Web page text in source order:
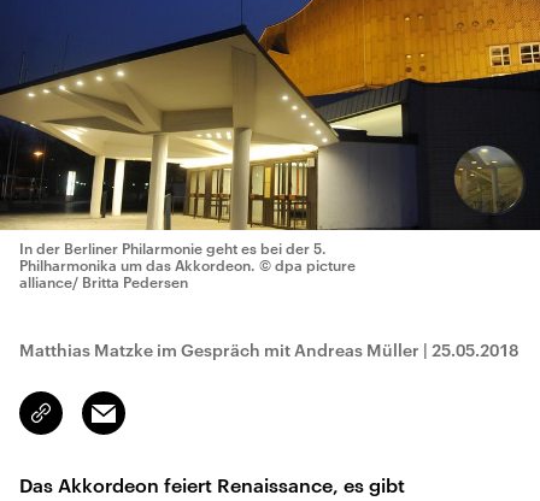
In der Berliner Philarmonie geht es bei der 5.
Philharmonika um das Akkordeon. © dpa picture
alliance/ Britta Pedersen
Matthias Matzke im Gespräch mit Andreas Müller | 25.05.2018
Link
kopieren/teilen
Email
Das Akkordeon feiert Renaissance, es gibt